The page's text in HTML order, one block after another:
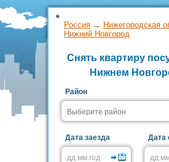
Лучшие предложения по
собственников Нижнего
Недорого снимайте и выгодно
без
Россия → Нижегородская
Нижний Новгород
Снять квартиру
Нижнем
Район
Дата заезда Дата